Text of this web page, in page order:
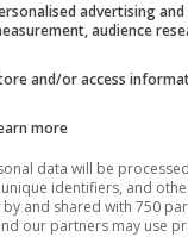
advertising
audience
and/or access
more
data will be
identifiers, and
by and shared with 750
our partners may use